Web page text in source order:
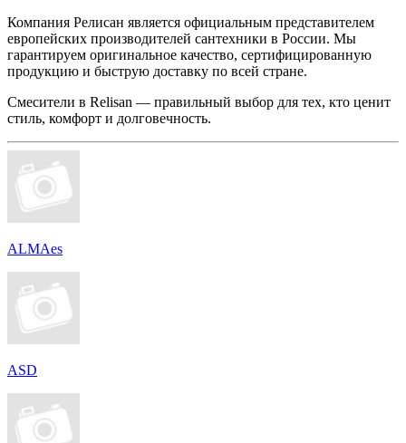
Компания Релисан является официальным представителем
европейских производителей сантехники в России. Мы
гарантируем оригинальное качество, сертифицированную
продукцию и быструю доставку по всей стране.
Смесители в Relisan — правильный выбор для тех, кто ценит
стиль, комфорт и долговечность.
ALMAes
ASD